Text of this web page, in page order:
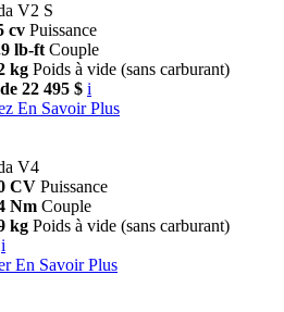
V2 S
cv Puissance
lb-ft Couple
kg Poids à vide (sans carburant)
22 495 $ i
En Savoir Plus
V4
CV Puissance
Nm Couple
kg Poids à vide (sans carburant)
i
En Savoir Plus